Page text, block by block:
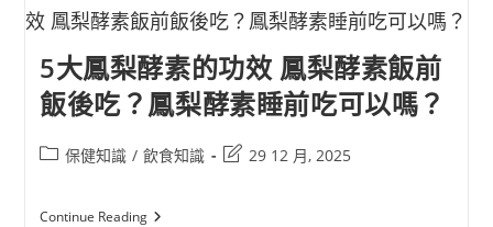
5大鳳梨酵素的功效 鳳梨酵素飯前
飯後吃？鳳梨酵素睡前吃可以嗎？
保健知識 / 飲食知識 29 12 月, 2025
Continue Reading